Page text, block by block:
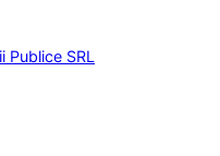
Publice SRL